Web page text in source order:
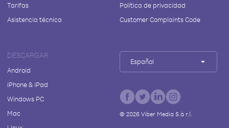
Tarifas
Asistencia técnica
Política de privacidad
Customer Complaints Code
DESCARGAR
Android
iPhone & iPad
Windows PC
Mac
Español
© 2026Viber Media S.à r.l.